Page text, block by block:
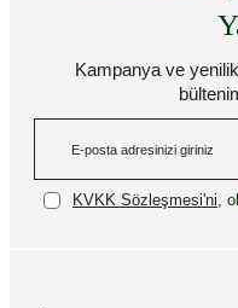
Kampanya ve
KVKK Sözleşmesi'ni ,